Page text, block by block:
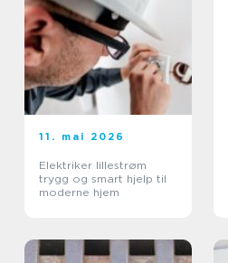
11. mai 2026
Elektriker lillestrøm
trygg og smart hjelp til
moderne hjem